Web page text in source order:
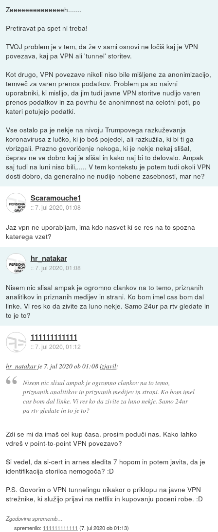
Zeeeeeeeeeeeeeeh.......
Pretiravat pa spet ni treba!
TVOJ problem je v tem, da že v sami osnovi ne ločiš kaj je VPN
povezava, kaj pa VPN ali 'tunnel' storitev.
Kot drugo, VPN povezave nikoli niso bile mišljene za anonimizacijo,
temveč za varen prenos podatkov. Problem pa so naivni
uporabniki, ki mislijo, da jim tudi javne VPN storitve nudijo varen
prenos podatkov in za povrhu še anonimnost na celotni poti, po
kateri potujejo podatki.
Vse ostalo pa je nekje na nivoju Trumpovega razkuževanja
koronavirusa z lučko, ki jo boš pojedel, ali razkužila, ki bi ti ga
vbrizgali. Prazno govoričenje nekoga, ki je nekje nekaj slišal,
čeprav ne ve dobro kaj je slišal in kako naj bi to delovalo. Ampak
saj tudi na luni niso bili,..... V tem kontekstu je potem tudi okoli VPN
dosti dobro, da generalno ne nudijo nobene zasebnosti, mar ne?
Scaramouche1
::7. jul 2020, 01:08
Jaz vpn ne uporabljam, ima kdo nasvet ki se res na to spozna
katerega vzet?
hr_natakar
::7. jul 2020, 01:08
Nisem nic slisal ampak je ogromno clankov na to temo, priznanih
analitikov in priznanih medijev in strani. Ko bom imel cas bom dal
linke. Vi res ko da zivite za luno nekje. Samo 24ur pa rtv gledate in
to je to?
111111111111
::7. jul 2020, 01:12
hr_natakarje 7. jul 2020 ob 01:08izjavil:
Nisem nic slisal ampak je ogromno clankov na to temo,
priznanih analitikov in priznanih medijev in strani. Ko bom imel
cas bom dal linke. Vi res ko da zivite za luno nekje. Samo 24ur
pa rtv gledate in to je to?
Zdi se mi da imaš cel kup časa. prosim poduči nas. Kako lahko
vdreš v point-to-point VPN povezavo?
Si vedel, da si-cert in arnes sledita 7 hopom in potem javita, da je
identifikacija storilca nemogoča? :D
P.S. Govorim o VPN tunnelingu nikakor o priklopu na javne VPN
strežnike, ki služijo prijavi na netflix in kupovanju poceni robe. :D
Zgodovina sprememb…
spremenilo: 111111111111 (7. jul 2020 ob 01:13)